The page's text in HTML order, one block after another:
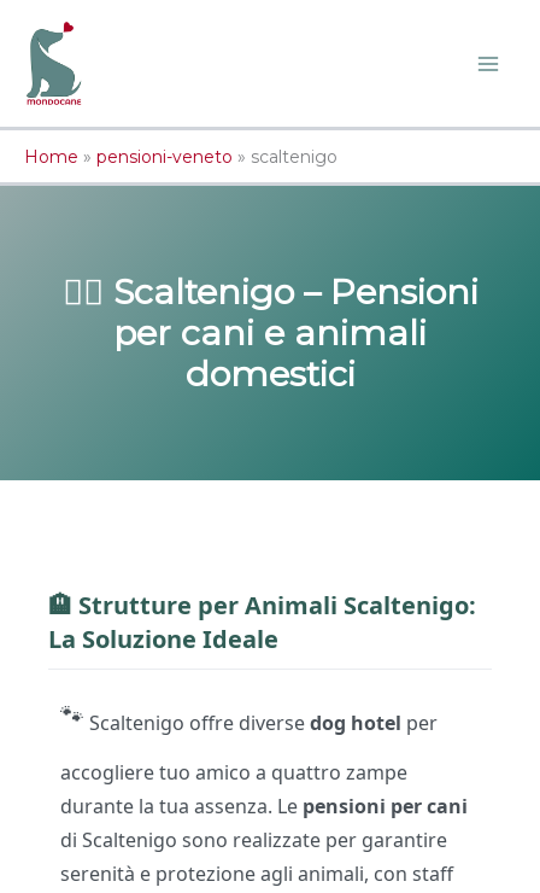
contenuto
Home » pensioni-veneto » scaltenigo
🐕‍🦺 Scaltenigo – Pensioni
per cani e animali
domestici
🏨 Strutture per Animali Scaltenigo:
La Soluzione Ideale
🐾 Scaltenigo offre diversedog hotel per
accogliere tuo amico a quattro zampe
durante la tua assenza. Le pensioni per cani
di Scaltenigo sono realizzate per garantire
serenità e protezione agli animali, con staff